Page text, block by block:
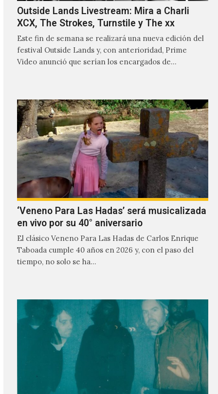
Outside Lands Livestream: Mira a Charli
XCX, The Strokes, Turnstile y The xx
Este fin de semana se realizará una nueva edición del
festival Outside Lands y, con anterioridad, Prime
Video anunció que serían los encargados de
‘Veneno Para Las Hadas’ será musicalizada
en vivo por su 40° aniversario
El clásico Veneno Para Las Hadas de Carlos Enrique
Taboada cumple 40 años en 2026 y, con el paso del
tiempo, no solo se ha…